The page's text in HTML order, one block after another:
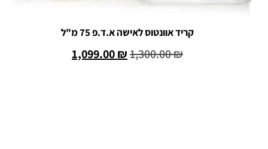
קריד אוונטוס לאישה א.ד.פ 75 מ"ל
1,300.00₪
1,099.00₪